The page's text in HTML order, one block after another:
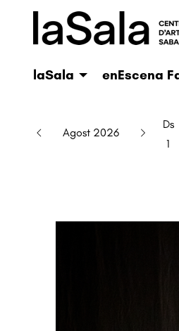
laSala enEscena
Agost 2026
Ds
1